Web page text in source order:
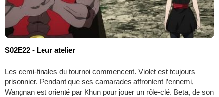
S02E22 - Leur atelier
Les demi-finales du tournoi commencent. Violet est toujours
prisonnier. Pendant que ses camarades affrontent l’ennemi,
Wangnan est orienté par Khun pour jouer un rôle-clé. Beta, de son